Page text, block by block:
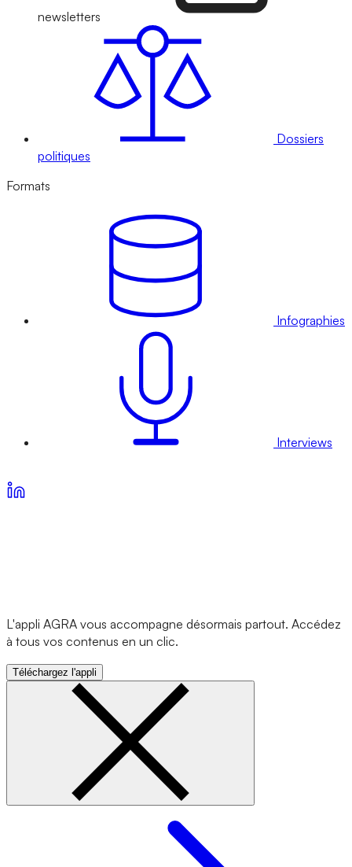
newsletters
Dossiers
politiques
Formats
Infographies
Interviews
L'appli AGRA vous accompagne désormais partout. Accédez
à tous vos contenus en un clic.
Téléchargez l'appli